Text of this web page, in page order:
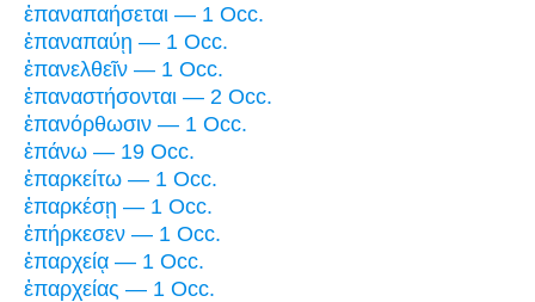
ἐπαναπαήσεται — 1 Occ.
ἐπαναπαύῃ — 1 Occ.
ἐπανελθεῖν — 1 Occ.
ἐπαναστήσονται — 2 Occ.
ἐπανόρθωσιν — 1 Occ.
ἐπάνω — 19 Occ.
ἐπαρκείτω — 1 Occ.
ἐπαρκέσῃ — 1 Occ.
ἐπήρκεσεν — 1 Occ.
ἐπαρχείᾳ — 1 Occ.
ἐπαρχείας — 1 Occ.